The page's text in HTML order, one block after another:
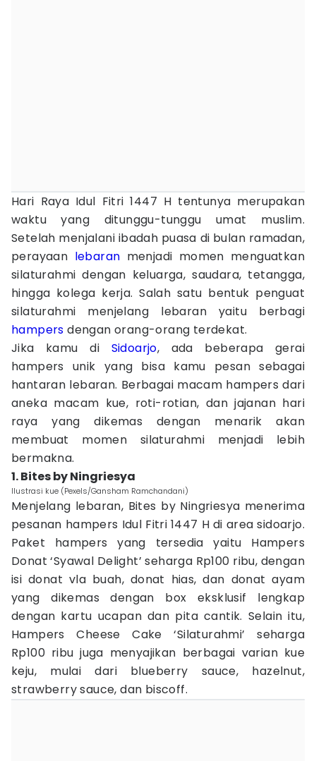
Hari Raya Idul Fitri 1447 H tentunya merupakan
waktu yang ditunggu-tunggu umat muslim.
Setelah menjalani ibadah puasa di bulan ramadan,
perayaan lebaran menjadi momen menguatkan
silaturahmi dengan keluarga, saudara, tetangga,
hingga kolega kerja. Salah satu bentuk penguat
silaturahmi menjelang lebaran yaitu berbagi
hampers dengan orang-orang terdekat.
Jika kamu di Sidoarjo, ada beberapa gerai
hampers unik yang bisa kamu pesan sebagai
hantaran lebaran. Berbagai macam hampers dari
aneka macam kue, roti-rotian, dan jajanan hari
raya yang dikemas dengan menarik akan
membuat momen silaturahmi menjadi lebih
bermakna.
1. Bites by Ningriesya
Ilustrasi kue (Pexels/Gansham Ramchandani)
Menjelang lebaran, Bites by Ningriesya menerima
pesanan hampers Idul Fitri 1447 H di area sidoarjo.
Paket hampers yang tersedia yaitu Hampers
Donat ‘Syawal Delight’ seharga Rp100 ribu, dengan
isi donat vla buah, donat hias, dan donat ayam
yang dikemas dengan box eksklusif lengkap
dengan kartu ucapan dan pita cantik. Selain itu,
Hampers Cheese Cake ‘Silaturahmi’ seharga
Rp100 ribu juga menyajikan berbagai varian kue
keju, mulai dari blueberry sauce, hazelnut,
strawberry sauce, dan biscoff.